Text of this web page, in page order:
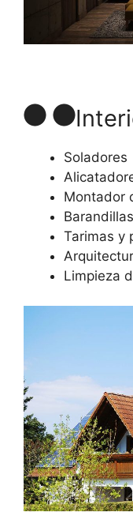
Soladores
Montador
Tarimas y
Limpieza